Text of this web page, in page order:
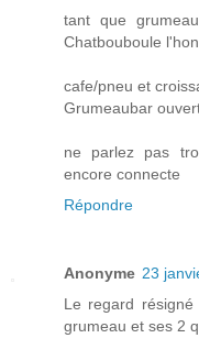
tant que
Chatbouboule
cafe/pneu et
Grumeaubar
ne parlez pas
encore connecte
Répondre
Anonyme 23
Le regard
grumeau et ses 2